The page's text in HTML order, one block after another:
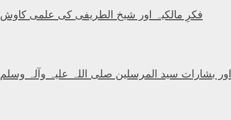
فکرِ مالکیہ اور شیخ الطریفی کی علمی کاوش
اور بشارات سید المرسلین صلی اللہ علیہ وآلہ وسلم